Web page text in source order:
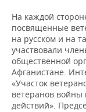
На каждой
посвященные
на русском и на
участвовали
общественной
Афганистане.
«Участок
ветеранов войны
действий».